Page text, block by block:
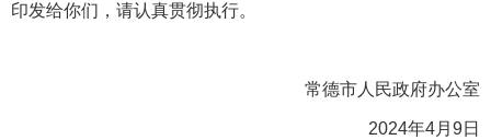
印发给你们，请认真贯彻执行。
常德市人民政府办公室
2024年4月9日